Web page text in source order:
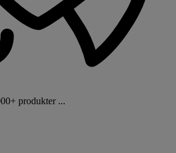
produkter ...